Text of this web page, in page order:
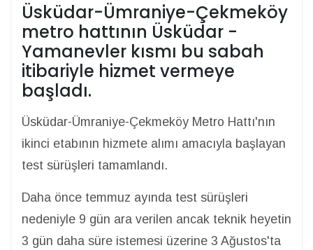
Üsküdar-Ümraniye-Çekmeköy
metro hattının Üsküdar -
Yamanevler kısmı bu sabah
itibariyle hizmet vermeye
başladı.
Üsküdar-Ümraniye-Çekmeköy Metro Hattı'nın
ikinci etabının hizmete alımı amacıyla başlayan
test sürüşleri tamamlandı.
Daha önce temmuz ayında test sürüşleri
nedeniyle 9 gün ara verilen ancak teknik heyetin
3 gün daha süre istemesi üzerine 3 Ağustos'ta